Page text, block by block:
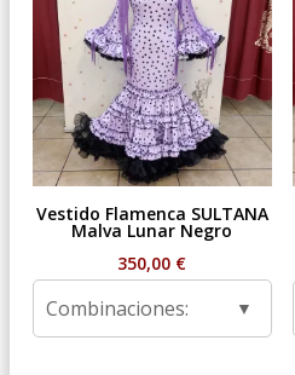
99,95 €
Vestido Flamenca SULTANA
Malva Lunar Negro
350,00 €
Combinaciones: